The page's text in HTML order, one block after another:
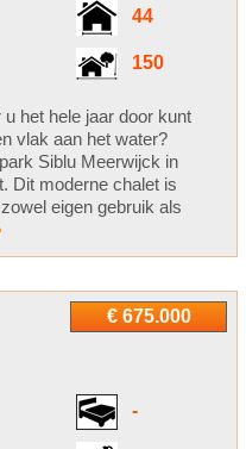
44
150
het hele jaar door kunt
vlak aan het water?
Siblu Meerwijck in
Dit moderne chalet is
eigen gebruik als
€ 675.000
-